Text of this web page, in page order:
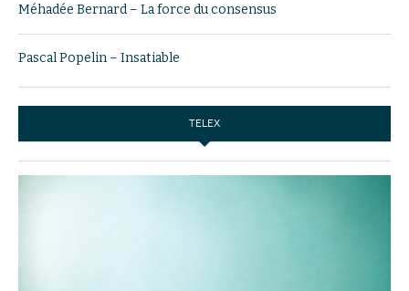
Méhadée Bernard – La force du consensus
Pascal Popelin – Insatiable
TELEX